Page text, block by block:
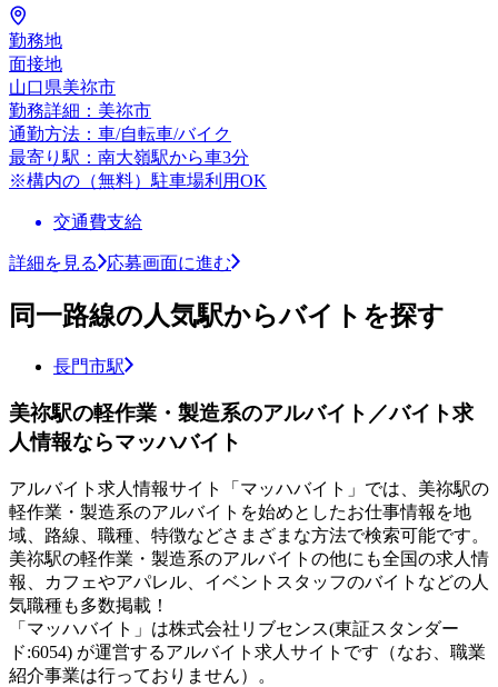
勤務地
面接地
山口県美祢市
勤務詳細：美祢市
通勤方法：車/自転車/バイク
最寄り駅：南大嶺駅から車3分
※構内の（無料）駐車場利用OK
交通費支給
詳細を見る 応募画面に進む
同一路線の人気駅からバイトを探す
長門市駅
美祢駅の軽作業・製造系のアルバイト／バイト求
人情報ならマッハバイト
アルバイト求人情報サイト「マッハバイト」では、美祢駅の
軽作業・製造系のアルバイトを始めとしたお仕事情報を地
域、路線、職種、特徴などさまざまな方法で検索可能です。
美祢駅の軽作業・製造系のアルバイトの他にも全国の求人情
報、カフェやアパレル、イベントスタッフのバイトなどの人
気職種も多数掲載！
「マッハバイト」は株式会社リブセンス(東証スタンダー
ド:6054) が運営するアルバイト求人サイトです（なお、職業
紹介事業は行っておりません）。